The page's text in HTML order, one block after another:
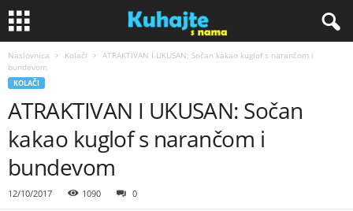
Naslovnica Kolači
ATRAKTIVAN I UKUSAN: Sočan kakao kuglof s narančom i
bundevom
KOLAČI
ATRAKTIVAN I UKUSAN: Sočan
kakao kuglof s narančom i
bundevom
12/10/2017 1090 0